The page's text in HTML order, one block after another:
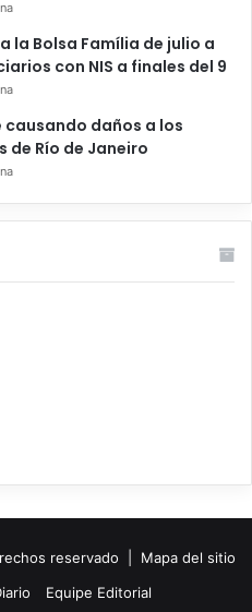
la Bolsa Família de julio a
con NIS a finales del 9
causando daños a los
de Río de Janeiro
reservado | Mapa del sitio
Equipe Editorial